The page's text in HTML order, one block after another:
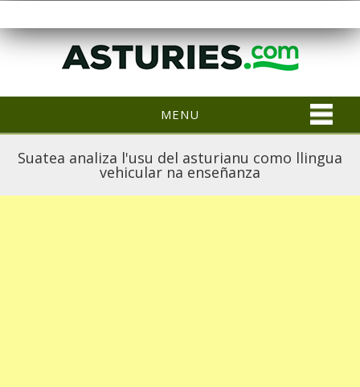
MENU
Suatea analiza l'usu del asturianu como llingua
vehicular na enseñanza